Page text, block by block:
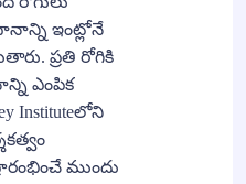
ఇంట్లోనే
ప్రతి రోగికి
ఎంపిక
Instituteలోని
ముందు